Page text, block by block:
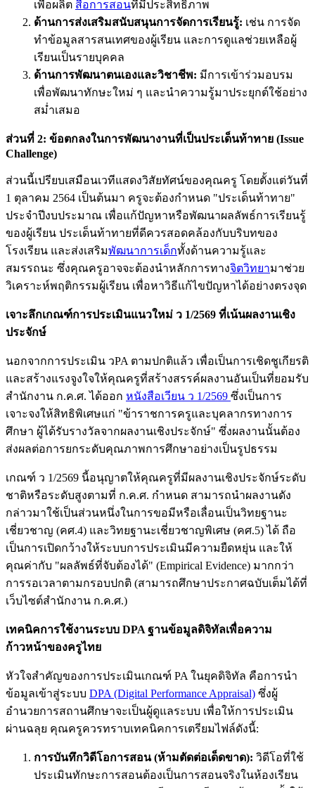
เพื่อผลิต สื่อการสอนที่มีประสิทธิภาพ
ด้านการส่งเสริมสนับสนุนการจัดการเรียนรู้: เช่น การจัด
ทำข้อมูลสารสนเทศของผู้เรียน และการดูแลช่วยเหลือผู้
เรียนเป็นรายบุคคล
ด้านการพัฒนาตนเองและวิชาชีพ: มีการเข้าร่วมอบรม
เพื่อพัฒนาทักษะใหม่ ๆ และนำความรู้มาประยุกต์ใช้อย่าง
สม่ำเสมอ
ส่วนที่ 2: ข้อตกลงในการพัฒนางานที่เป็นประเด็นท้าทาย (Issue
Challenge)
ส่วนนี้เปรียบเสมือนเวทีแสดงวิสัยทัศน์ของคุณครู โดยตั้งแต่วันที่
1 ตุลาคม 2564 เป็นต้นมา ครูจะต้องกำหนด "ประเด็นท้าทาย"
ประจำปีงบประมาณ เพื่อแก้ปัญหาหรือพัฒนาผลลัพธ์การเรียนรู้
ของผู้เรียน ประเด็นท้าทายที่ดีควรสอดคล้องกับบริบทของ
โรงเรียน และส่งเสริมพัฒนาการเด็กทั้งด้านความรู้และ
สมรรถนะ ซึ่งคุณครูอาจจะต้องนำหลักการทางจิตวิทยามาช่วย
วิเคราะห์พฤติกรรมผู้เรียน เพื่อหาวิธีแก้ไขปัญหาได้อย่างตรงจุด
เจาะลึกเกณฑ์การประเมินแนวใหม่ ว 1/2569 ที่เน้นผลงานเชิง
ประจักษ์
นอกจากการประเมิน วPA ตามปกติแล้ว เพื่อเป็นการเชิดชูเกียรติ
และสร้างแรงจูงใจให้คุณครูที่สร้างสรรค์ผลงานอันเป็นที่ยอมรับ
สำนักงาน ก.ค.ศ. ได้ออก หนังสือเวียน ว 1/2569 ซึ่งเป็นการ
เจาะจงให้สิทธิพิเศษแก่ "ข้าราชการครูและบุคลากรทางการ
ศึกษา ผู้ได้รับรางวัลจากผลงานเชิงประจักษ์" ซึ่งผลงานนั้นต้อง
ส่งผลต่อการยกระดับคุณภาพการศึกษาอย่างเป็นรูปธรรม
เกณฑ์ ว 1/2569 นี้อนุญาตให้คุณครูที่มีผลงานเชิงประจักษ์ระดับ
ชาติหรือระดับสูงตามที่ ก.ค.ศ. กำหนด สามารถนำผลงานดัง
กล่าวมาใช้เป็นส่วนหนึ่งในการขอมีหรือเลื่อนเป็นวิทยฐานะ
เชี่ยวชาญ (คศ.4) และวิทยฐานะเชี่ยวชาญพิเศษ (คศ.5) ได้ ถือ
เป็นการเปิดกว้างให้ระบบการประเมินมีความยืดหยุ่น และให้
คุณค่ากับ "ผลลัพธ์ที่จับต้องได้" (Empirical Evidence) มากกว่า
การรอเวลาตามกรอบปกติ (สามารถศึกษาประกาศฉบับเต็มได้ที่
เว็บไซต์สำนักงาน ก.ค.ศ.)
เทคนิคการใช้งานระบบ DPA ฐานข้อมูลดิจิทัลเพื่อความ
ก้าวหน้าของครูไทย
หัวใจสำคัญของการประเมินเกณฑ์ PA ในยุคดิจิทัล คือการนำ
ข้อมูลเข้าสู่ระบบ DPA (Digital Performance Appraisal) ซึ่งผู้
อำนวยการสถานศึกษาจะเป็นผู้ดูแลระบบ เพื่อให้การประเมิน
ผ่านฉลุย คุณครูควรทราบเทคนิคการเตรียมไฟล์ดังนี้:
การบันทึกวิดีโอการสอน (ห้ามตัดต่อเด็ดขาด): วิดีโอที่ใช้
ประเมินทักษะการสอนต้องเป็นการสอนจริงในห้องเรียน